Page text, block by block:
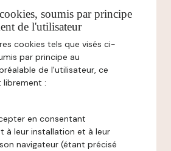
soumis par principe
de l'utilisateur
cookies tels que visés ci-
par principe au
de l'utilisateur, ce
librement :
en consentant
à leur installation et à leur
navigateur (étant précisé